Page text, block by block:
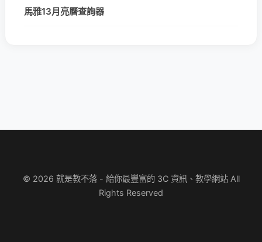
馬雅13月亮曆查詢器
© 2026 就是教不落 - 給你最豐富的 3C 資訊、教學網站 All
Rights Reserved